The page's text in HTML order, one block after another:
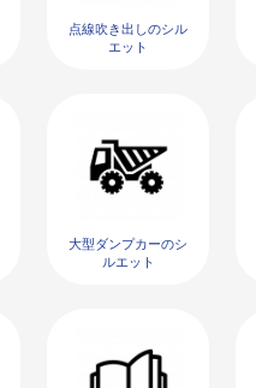
点線吹き出しのシル
エット
大型ダンプカーのシ
ルエット